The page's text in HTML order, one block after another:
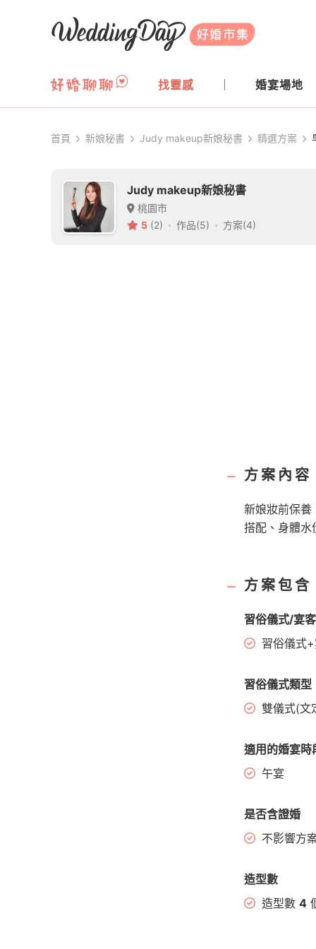
WeddingDay 好婚市集
找靈感 婚宴場地
首頁 新娘秘書 Judy makeup新娘秘書 精選方案
Judy makeup新娘秘書
桃園市
5 (2) 作品(5) 方案(4)
方案內容
新娘妝前保養
搭配、身體
方案包含
習俗儀式/宴
習俗儀式
習俗儀式類型
雙儀式(文
適用的婚宴時
午宴
是否含證婚
不影響方
造型數
造型數 4